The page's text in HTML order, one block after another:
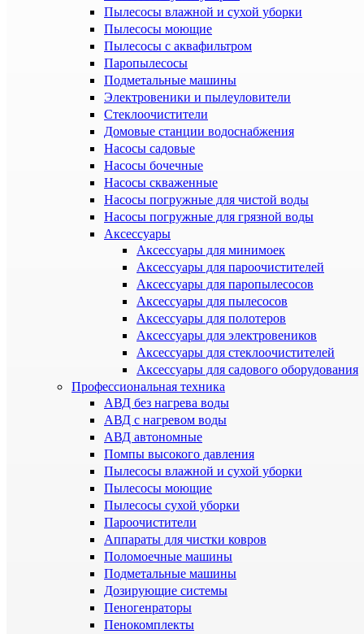
Пылесосы влажной и сухой уборки
Пылесосы моющие
Пылесосы с аквафильтром
Паропылесосы
Подметальные машины
Электровеники и пылеуловители
Стеклоочистители
Домовые станции водоснабжения
Насосы садовые
Насосы бочечные
Насосы скваженные
Насосы погружные для чистой воды
Насосы погружные для грязной воды
Аксессуары
Аксессуары для минимоек
Аксессуары для пароочистителей
Аксессуары для паропылесосов
Аксессуары для пылесосов
Аксессуары для полотеров
Аксессуары для электровеников
Аксессуары для стеклоочистителей
Аксессуары для садового оборудования
Профессиональная техника
АВД без нагрева воды
АВД с нагревом воды
АВД автономные
Помпы высокого давления
Пылесосы влажной и сухой уборки
Пылесосы моющие
Пылесосы сухой уборки
Пароочистители
Аппараты для чистки ковров
Поломоечные машины
Подметальные машины
Дозирующие системы
Пеногенраторы
Пенокомплекты